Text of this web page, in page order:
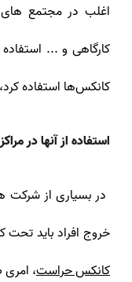
اغلب در مجتمع‌ های
کارگاهی و ...
کانکس‌ها استفاده
استفاده از آنها در
در بسیاری از شرکت‌
خروج افراد باید تحت
کانکس‌ حراست،